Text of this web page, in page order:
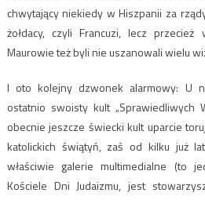
chwytający niekiedy w Hiszpanii za
żołdacy, czyli Francuzi, lecz
Maurowie też byli nie uszanowali wielu
I oto kolejny dzwonek alarmowy: U
ostatnio swoisty kult „Sprawiedliwych
obecnie jeszcze świecki kult uparcie
katolickich świątyń, zaś od kilku już
właściwie galerie multimedialne (to
Kościele Dni Judaizmu, jest